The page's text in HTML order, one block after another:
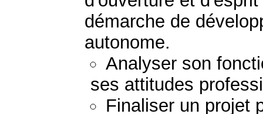
démarche de
autonome.
Analyser son
ses attitudes
Finaliser un projet